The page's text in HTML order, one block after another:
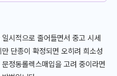
시적으로 줄어들면서 중고 시세
단종이 확정되면 오히려 희소성
정동롤렉스매입을 고려 중이라면